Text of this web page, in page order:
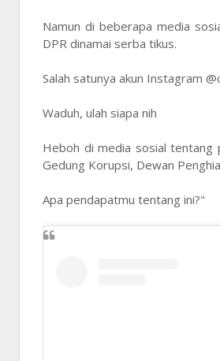
Namun di beberapa media
DPR dinamai serba tikus.
Salah satunya akun Instagram
Waduh, ulah siapa nih
Heboh di media sosial tentang
Gedung Korupsi, Dewan
Apa pendapatmu tentang ini?"